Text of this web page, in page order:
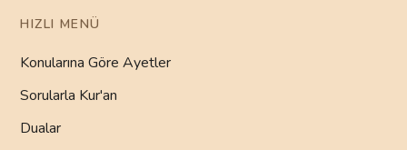
HIZLI MENÜ
Konularına Göre Ayetler
Sorularla Kur'an
Dualar